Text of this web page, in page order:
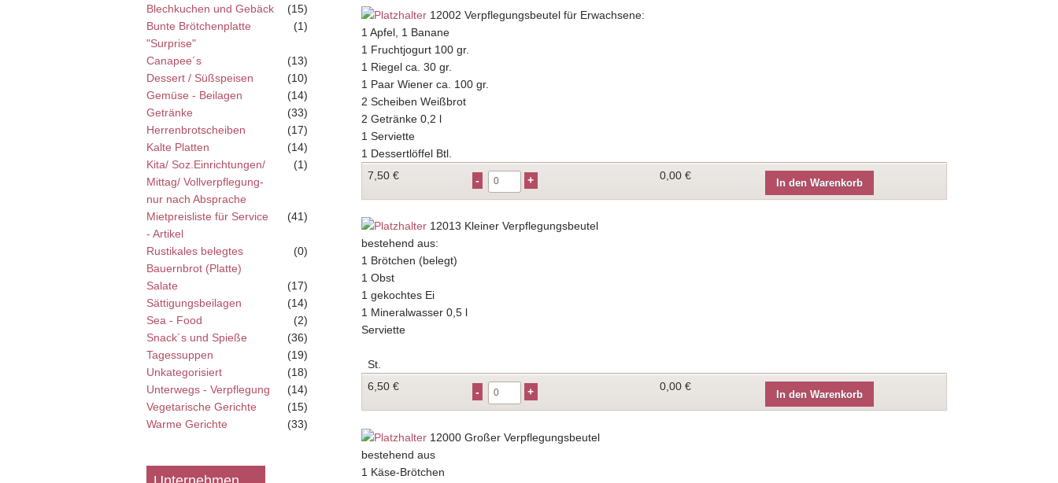
12002Verpflegungsbeutel für Erwachsene:
1 Apfel, 1 Banane
1 Fruchtjogurt 100 gr.
1 Riegel ca. 30 gr.
1 Paar Wiener ca. 100 gr.
2 Scheiben Weißbrot
2 Getränke 0,2 l
1 Serviette
1 Dessertlöffel Btl.
7,50 € 0,00 €
In den Warenkorb
12013 Kleiner Verpflegungsbeutel
bestehend aus:
1 Brötchen (belegt)
1 Obst
1 gekochtes Ei
1 Mineralwasser 0,5 l
Serviette
St.
6,50 € 0,00 €
In den Warenkorb
12000Großer Verpflegungsbeutel
bestehend aus
1 Käse-Brötchen
Blechkuchen und Gebäck
(15)
Bunte Brötchenplatte
"Surprise"
(1)
Canapee´s
(13)
Dessert / Süßspeisen
(10)
Gemüse - Beilagen
(14)
Getränke
(33)
Herrenbrotscheiben
(17)
Kalte Platten
(14)
Kita/ Soz.Einrichtungen/
Mittag/ Vollverpflegung-
nur nach Absprache
(1)
Mietpreisliste für Service
- Artikel
(41)
Rustikales belegtes
Bauernbrot (Platte)
(0)
Salate
(17)
Sättigungsbeilagen
(14)
Sea - Food
(2)
Snack´s und Spieße
(36)
Tagessuppen
(19)
Unkategorisiert
(18)
Unterwegs - Verpflegung
(14)
Vegetarische Gerichte
(15)
Warme Gerichte
(33)